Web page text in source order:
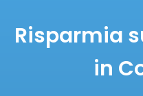
Risparmia
in